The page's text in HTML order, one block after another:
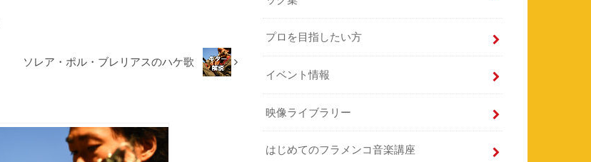
ソレア・ポル・ブレリアスのハケ歌
プロを目指したい方
イベント情報
映像ライブラリー
はじめてのフラメンコ音楽講座